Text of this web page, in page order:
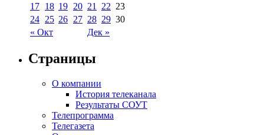
« Окт Дек »
17 18 19 20 21 22 23
24 25 26 27 28 29 30
Страницы
О компании
История телеканала
Результаты СОУТ
Телепрограмма
Телегазета